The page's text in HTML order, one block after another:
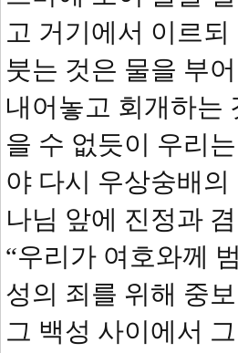
고 거기에서 이르
붓는 것은 물을 부
내어놓고 회개하는
을 수 없듯이 우리
야 다시 우상숭배
나님 앞에 진정과
“우리가 여호와께
성의 죄를 위해 중
그 백성 사이에서